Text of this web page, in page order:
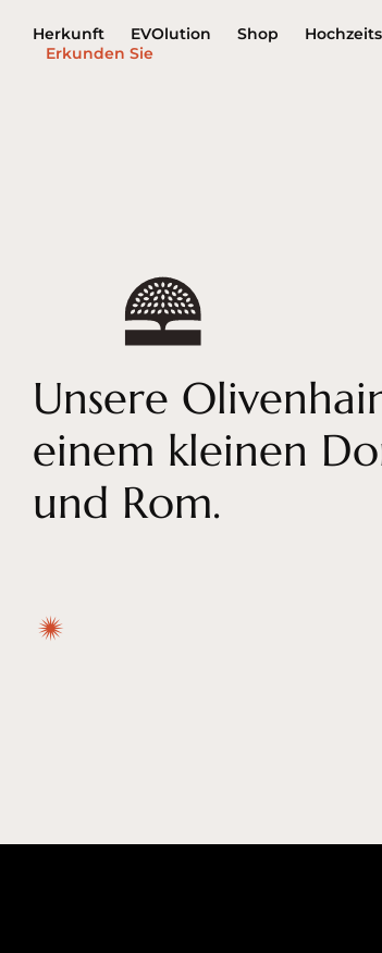
Herkunft EVOlution Shop
Erkunden Sie
Unsere
einem kleinen
und Rom.